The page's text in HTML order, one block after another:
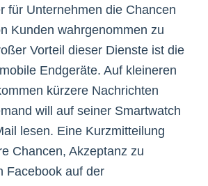
für Unternehmen die Chancen
Kunden wahrgenommen zu
Vorteil dieser Dienste ist die
Endgeräte. Auf kleineren
kürzere Nachrichten
will auf seiner Smartwatch
lesen. Eine Kurzmitteilung
Chancen, Akzeptanz zu
Facebook auf der